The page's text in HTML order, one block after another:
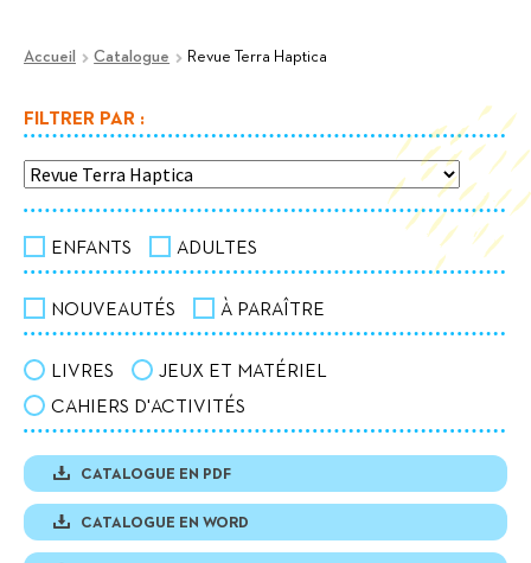
Accueil Catalogue Revue Terra Haptica
FILTRER PAR :
ENFANTS ADULTES
NOUVEAUTÉS À PARAÎTRE
LIVRES
JEUX ET MATÉRIEL
CAHIERS D'ACTIVITÉS
CATALOGUE EN PDF
CATALOGUE EN WORD